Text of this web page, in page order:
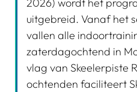
uitgebreid. Vanaf het
vallen alle
zaterdagochtend in
vlag van Skeelerpiste
ochtenden faciliteert